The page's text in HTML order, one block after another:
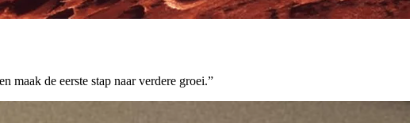
maak de eerste stap naar verdere groei.”